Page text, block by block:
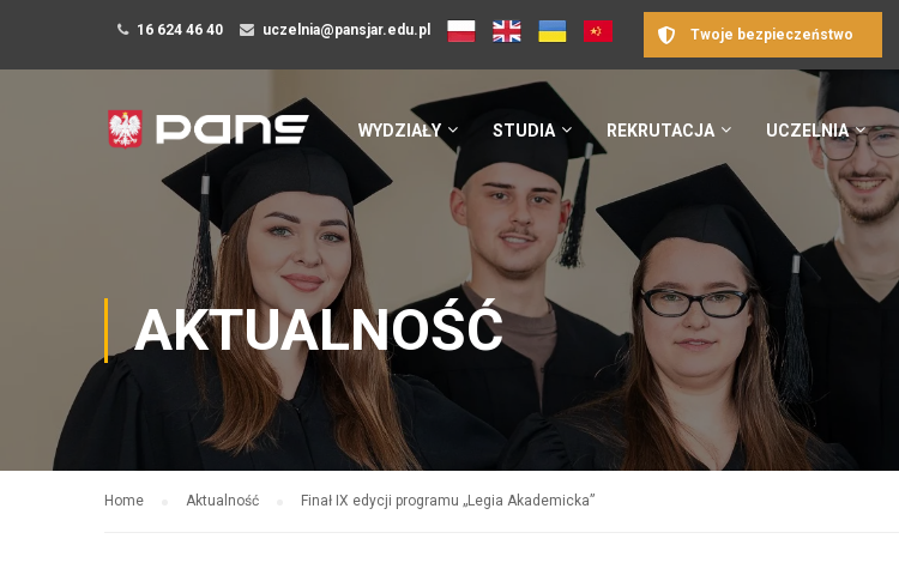
16 624 46 40 uczelnia@pansjar.edu.pl Twoje bezpieczeństwo
WYDZIAŁY STUDIA REKRUTACJA UCZELNIA
AKTUALNOŚĆ
Home Aktualność Finał IX edycji programu „Legia Akademicka”